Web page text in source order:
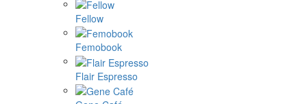
Fellow
Femobook
Flair Espresso